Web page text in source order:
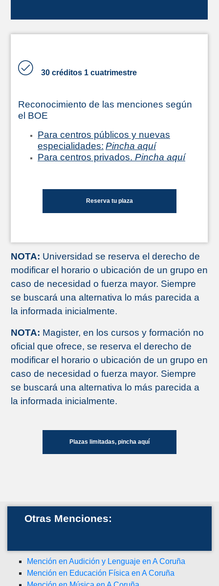
30 créditos 1 cuatrimestre
Reconocimiento de las menciones según
el BOE
Para centros públicos y nuevas
especialidades: Pincha aquí
Para centros privados. Pincha aquí
Reserva tu plaza
NOTA: Universidad se reserva el derecho de
modificar el horario o ubicación de un grupo en
caso de necesidad o fuerza mayor. Siempre
se buscará una alternativa lo más parecida a
la informada inicialmente.
NOTA: Magister, en los cursos y formación no
oficial que ofrece, se reserva el derecho de
modificar el horario o ubicación de un grupo en
caso de necesidad o fuerza mayor. Siempre
se buscará una alternativa lo más parecida a
la informada inicialmente.
Plazas limitadas, pincha aquí
Otras Menciones:
Mención en Audición y Lenguaje en A Coruña
Mención en Educación Física en A Coruña